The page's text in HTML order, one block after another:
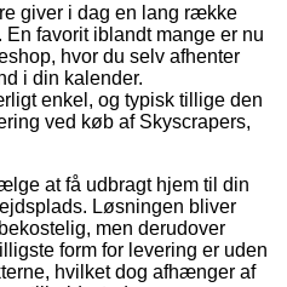
giver i dag en lang række
favorit iblandt mange er nu
hvor du selv afhenter
i din kalender.
enkel, og typisk tillige den
ved køb af Skyscrapers,
at få udbragt hjem til din
Løsningen bliver
men derudover
form for levering er uden
hvilket dog afhænger af